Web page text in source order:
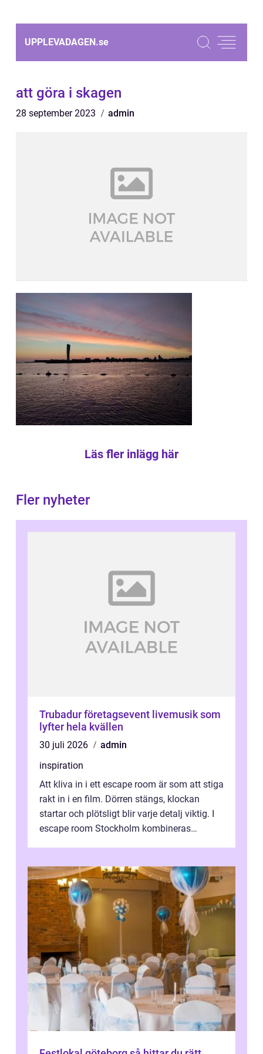
UPPLEVADAGEN.se
att göra i skagen
28 september 2023 admin
Läs fler inlägg här
Fler nyheter
Trubadur företagsevent livemusik som
lyfter hela kvällen
30 juli 2026
admin
inspiration
Att kliva in i ett escape room är som att stiga
rakt in i en film. Dörren stängs, klockan
startar och plötsligt blir varje detalj viktig. I
escape room Stockholm kombineras